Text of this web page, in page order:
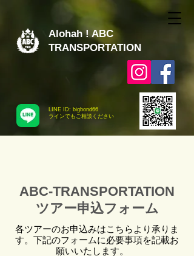
LINE ID: bigbond66
​ラインでもご相談ください
Alohah ! ABC
TRANSPORTATION
ABC-TRANSPORTATION
ツアー申込フォーム
各ツアーのお申込みはこちらより承りま
す。下記のフォームに必要事項を記載お
願いいたします。